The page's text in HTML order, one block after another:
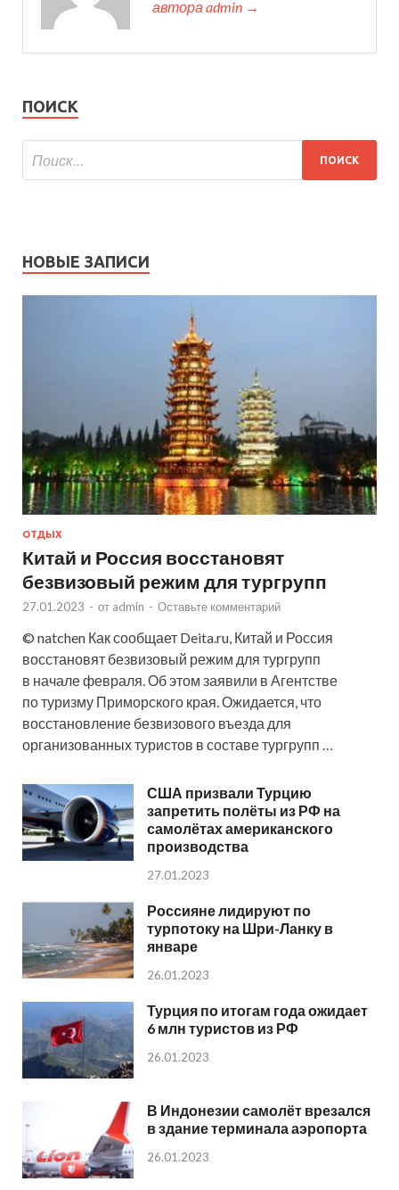
автора admin →
ПОИСК
НОВЫЕ ЗАПИСИ
ОТДЫХ
Китай и Россия восстановят
безвизовый режим для тургрупп
27.01.2023 - от admin - Оставьте комментарий
© natchen Как сообщает Deita.ru, Китай и Россия
восстановят безвизовый режим для тургрупп
в начале февраля. Об этом заявили в Агентстве
по туризму Приморского края. Ожидается, что
восстановление безвизового въезда для
организованных туристов в составе тургрупп …
США призвали Турцию
запретить полёты из РФ на
самолётах американского
производства
27.01.2023
Россияне лидируют по
турпотоку на Шри-Ланку в
январе
26.01.2023
Турция по итогам года ожидает
6 млн туристов из РФ
26.01.2023
В Индонезии самолёт врезался
в здание терминала аэропорта
26.01.2023